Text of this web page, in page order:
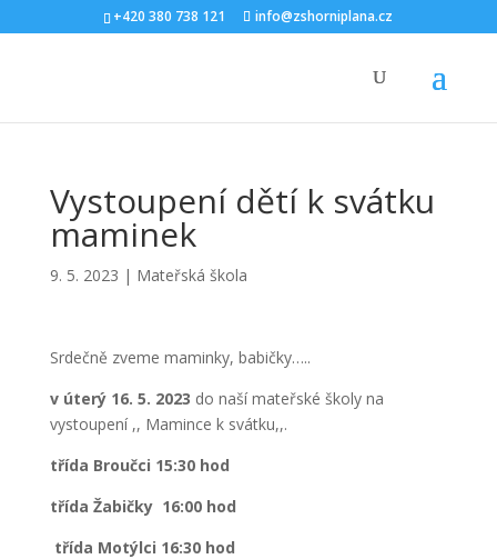
+420 380 738 121 info@zshorniplana.cz
Vystoupení dětí k svátku
maminek
9. 5. 2023 | Mateřská škola
Srdečně zveme maminky, babičky…..
v úterý 16. 5. 2023 do naší mateřské školy na
vystoupení ,, Mamince k svátku,,.
třída Broučci 15:30 hod
třída Žabičky 16:00 hod
třída Motýlci 16:30 hod